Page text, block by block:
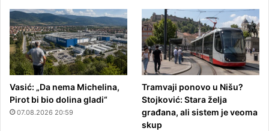
Vasić: „Da nema Michelina,
Pirot bi bio dolina gladi“
07.08.2026 20:59
Tramvaji ponovo u Nišu?
Stojković: Stara želja
građana, ali sistem je veoma
skup